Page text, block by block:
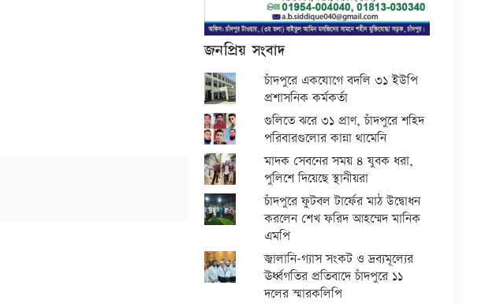
জনপ্রিয় সংবাদ
চাঁদপুরে একযোগে বদলি ৩১ ইউপি
প্রশাসনিক কর্মকর্তা
গুলিতে ঝরে ৩১ প্রাণ, চাঁদপুরে শহিদ
পরিবারগুলোর কান্না থামেনি
মাদক সেবনের সময় ৪ যুবক ধরা,
পুলিশে দিয়েছে স্থানীয়রা
চাঁদপুরে ফুটবল টার্ফের মাঠ উদ্বোধন
করলেন শেখ ফরিদ আহম্মেদ মানিক
এমপি
জ্বালানি-গ্যাস সংকট ও দ্রব্যমূল্যের
ঊর্ধ্বগতির প্রতিবাদে চাঁদপুরে ১১
দলের স্মারকলিপি